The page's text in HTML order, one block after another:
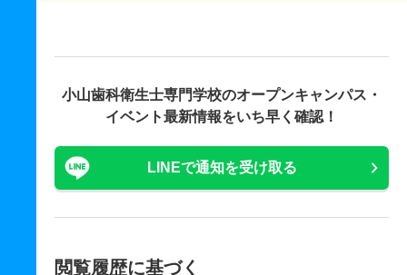
小山歯科衛生士専門学校のオープンキャンパス・
イベント最新情報をいち早く確認！
LINEで通知を受け取る
閲覧履歴に基づく